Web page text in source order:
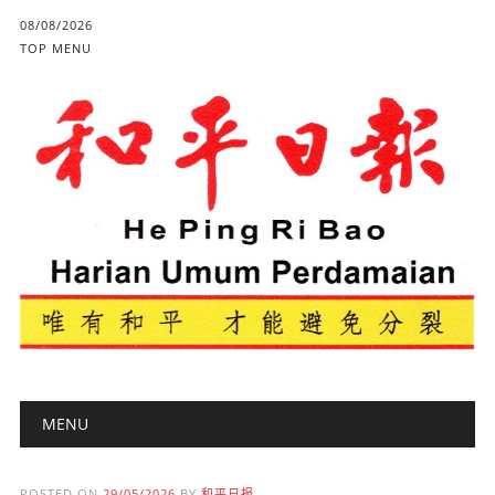
08/08/2026
TOP MENU
Main menu
MENU